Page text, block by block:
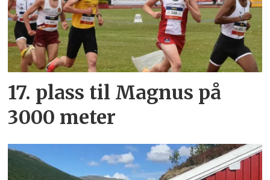
17. plass til Magnus på
3000 meter